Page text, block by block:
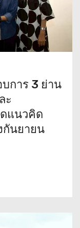
การ 3 ย่าน
ะ
แนวคิด
กันยายน